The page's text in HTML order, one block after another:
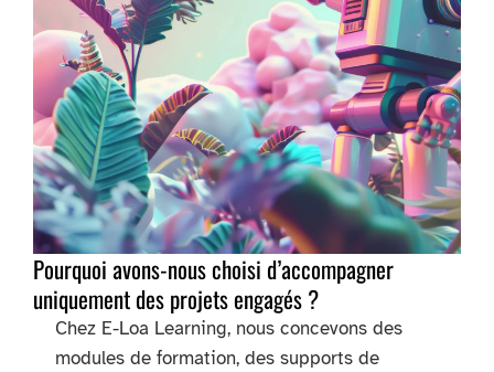
Pourquoi avons-nous choisi d’accompagner
uniquement des projets engagés ?
Chez E-Loa Learning, nous concevons des
modules de formation, des supports de